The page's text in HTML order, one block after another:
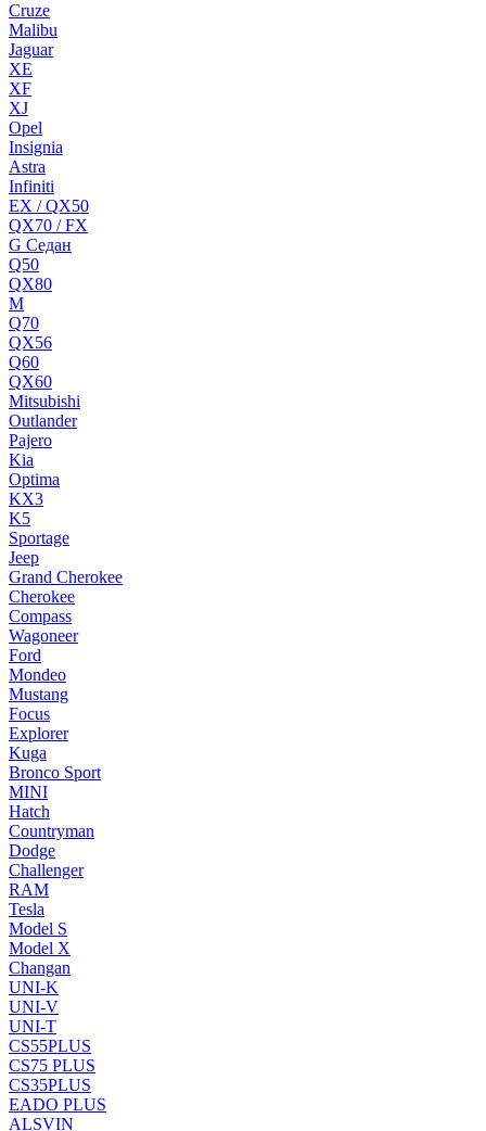
Cruze
Malibu
Jaguar
XE
XF
XJ
Opel
Insignia
Astra
Infiniti
EX / QX50
QX70 / FX
G Cедан
Q50
QX80
M
Q70
QX56
Q60
QX60
Mitsubishi
Outlander
Pajero
Kia
Optima
KX3
K5
Sportage
Jeep
Grand Cherokee
Cherokee
Compass
Wagoneer
Ford
Mondeo
Mustang
Focus
Explorer
Kuga
Bronco Sport
MINI
Hatch
Countryman
Dodge
Challenger
RAM
Tesla
Model S
Model X
Changan
UNI-K
UNI-V
UNI-T
CS55PLUS
CS75 PLUS
CS35PLUS
EADO PLUS
ALSVIN